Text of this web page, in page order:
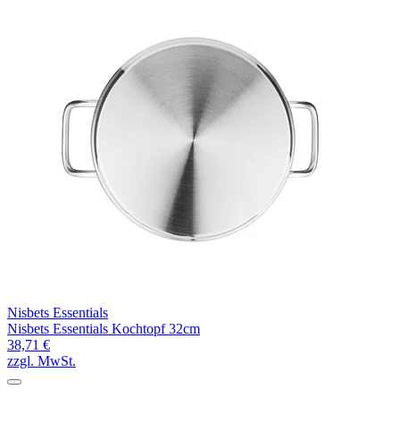
Nisbets Essentials
Nisbets Essentials Kochtopf 32cm
38,71 €
zzgl. MwSt.